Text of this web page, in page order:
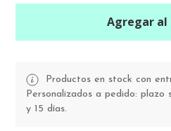
Agregar
Productos en stock con
Personalizados a pedido:
y 15 días.